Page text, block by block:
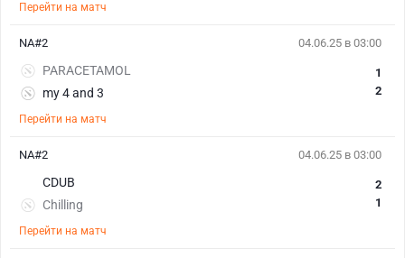
Перейти на матч
04.06.25 в 03:00
PARACETAMOL
my 4 and 3
1
2
Перейти на матч
NA#2
04.06.25 в 03:00
CDUB
Chilling
2
1
Перейти на матч
NA#2